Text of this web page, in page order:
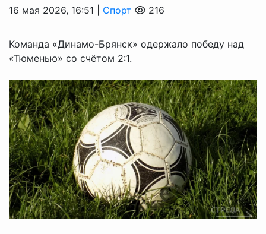
16 мая 2026, 16:51 | Спорт 216
Команда «Динамо-Брянск» одержало победу над
«Тюменью» со счётом 2:1.